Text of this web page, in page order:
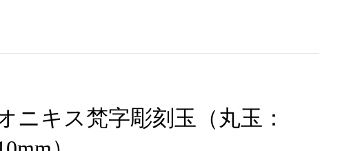
ニキス梵字彫刻玉（丸玉：